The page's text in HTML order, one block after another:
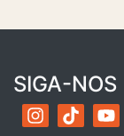
SIGA-NOS